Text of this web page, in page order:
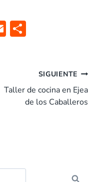
E
ar
tir
SIGUIENTE
Taller de cocina en Ejea
de los Caballeros